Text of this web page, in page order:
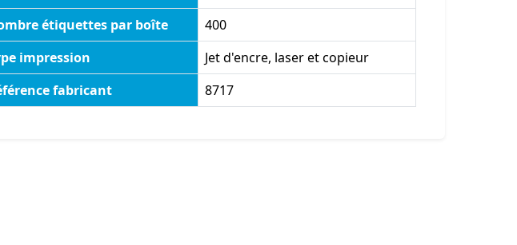
étiquettes par boîte
400
impression
Jet d'encre, laser et copieur
fabricant 8717